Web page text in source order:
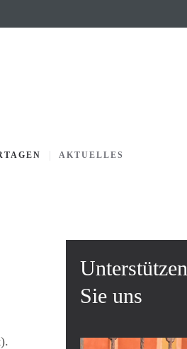
AKTUELLES
Unterstützen
Sie uns